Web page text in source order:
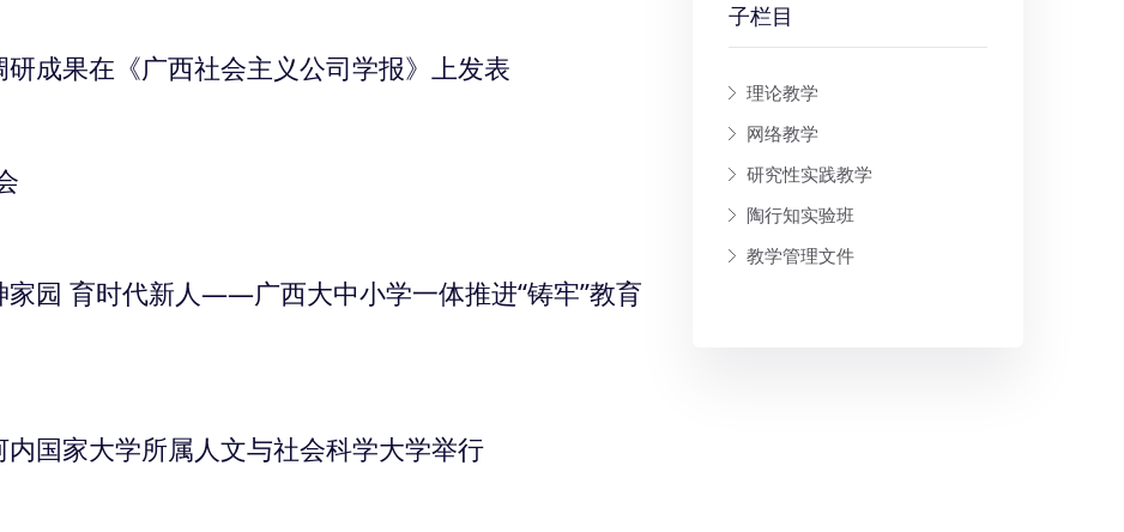
成果在《广西社会主义公司学报》上发表
家园 育时代新人——广西大中小学一体推进“铸牢”教育
国家大学所属人文与社会科学大学举行
子栏目
理论教学
网络教学
研究性实践教学
陶行知实验班
教学管理文件